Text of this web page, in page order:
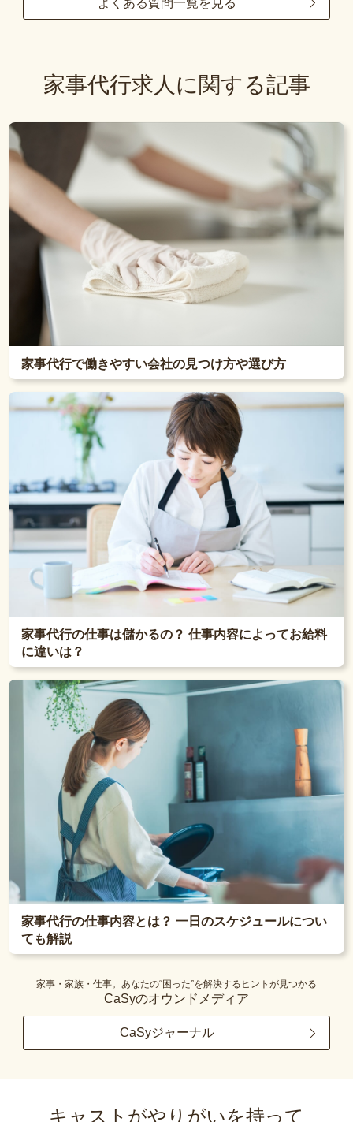
よくある質問一覧を見る
家事代行求人に関する記事
家事代行で働きやすい会社の見つけ方や選び方
家事代行の仕事は儲かるの？ 仕事内容によってお給料
に違いは？
家事代行の仕事内容とは？ 一日のスケジュールについ
ても解説
家事・家族・仕事。あなたの“困った”を解決するヒントが見つかる
CaSyのオウンドメディア
CaSyジャーナル
キャストがやりがいを持って